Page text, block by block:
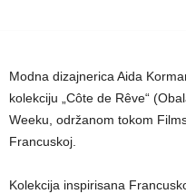
Modna dizajnericaAida
kolekciju „Côte de Rêve“
Weeku, održanom tokom
Francuskoj.
Kolekcija inspirisana